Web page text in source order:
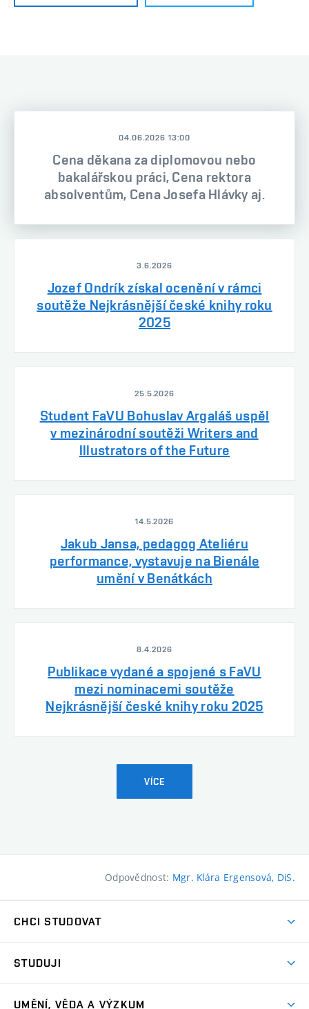
04.06.2026 13:00
Cena děkana za diplomovou nebo
bakalářskou práci, Cena rektora
absolventům, Cena Josefa Hlávky aj.
3.6.2026
Jozef Ondrík získal ocenění v rámci
soutěže Nejkrásnější české knihy roku
2025
25.5.2026
Student FaVU Bohuslav Argaláš uspěl
v mezinárodní soutěži Writers and
Illustrators of the Future
14.5.2026
Jakub Jansa, pedagog Ateliéru
performance, vystavuje na Bienále
umění v Benátkách
8.4.2026
Publikace vydané a spojené s FaVU
mezi nominacemi soutěže
Nejkrásnější české knihy roku 2025
VÍCE
Odpovědnost: Mgr. Klára Ergensová, DiS.
CHCI STUDOVAT
Přijímačky
STUDUJI
UMĚNÍ, VĚDA A VÝZKUM